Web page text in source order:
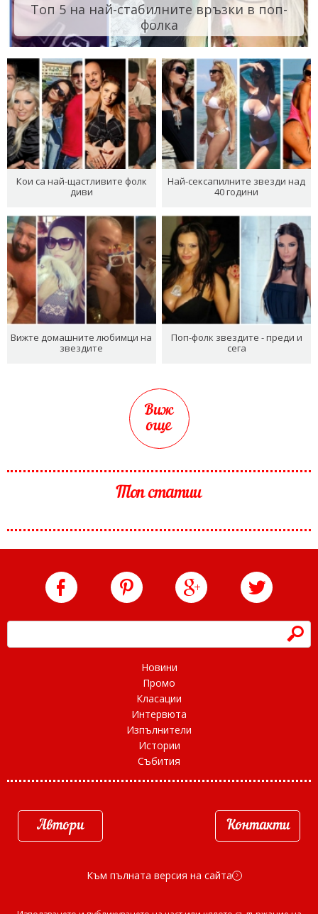
Топ 5 на най-стабилните връзки в поп-
фолка
Кои са най-щастливите фолк
диви
Най-сексапилните звезди над
40 години
Вижте домашните любимци на
звездите
Поп-фолк звездите - преди и
сега
Виж
още
Топ статии
h
Новини
Промо
Класации
Интервюта
Изпълнители
Истории
Събития
Автори Контакти
Към пълната версия на сайта d